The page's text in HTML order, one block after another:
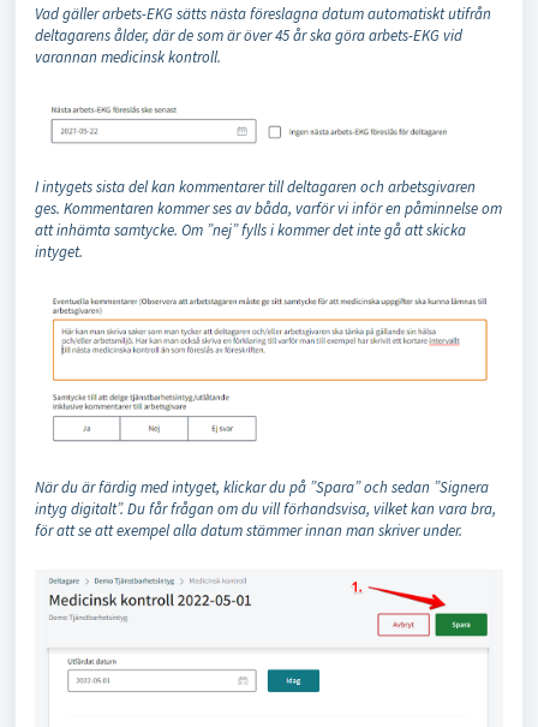
Vad gäller arbets-EKG sätts nästa föreslagna datum automatiskt utifrån
deltagarens ålder, där de som är över 45 år ska göra arbets-EKG vid
varannan medicinsk kontroll.
I intygets sista del kan kommentarer till deltagaren och arbetsgivaren
ges. Kommentaren kommer ses av båda, varför vi inför en påminnelse om
att inhämta samtycke. Om ”nej” fylls i kommer det inte gå att skicka
intyget.
När du är färdig med intyget, klickar du på ”Spara” och sedan ”Signera
intyg digitalt”. Du får frågan om du vill förhandsvisa, vilket kan vara bra,
för att se att exempel alla datum stämmer innan man skriver under.